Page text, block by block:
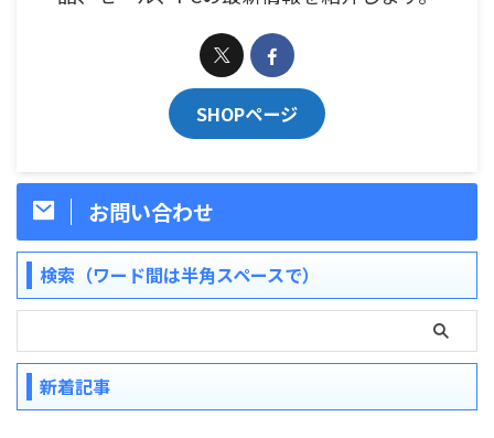
SHOPページ
お問い合わせ
検索（ワード間は半角スペースで）
新着記事